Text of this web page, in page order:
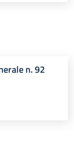
n. 92